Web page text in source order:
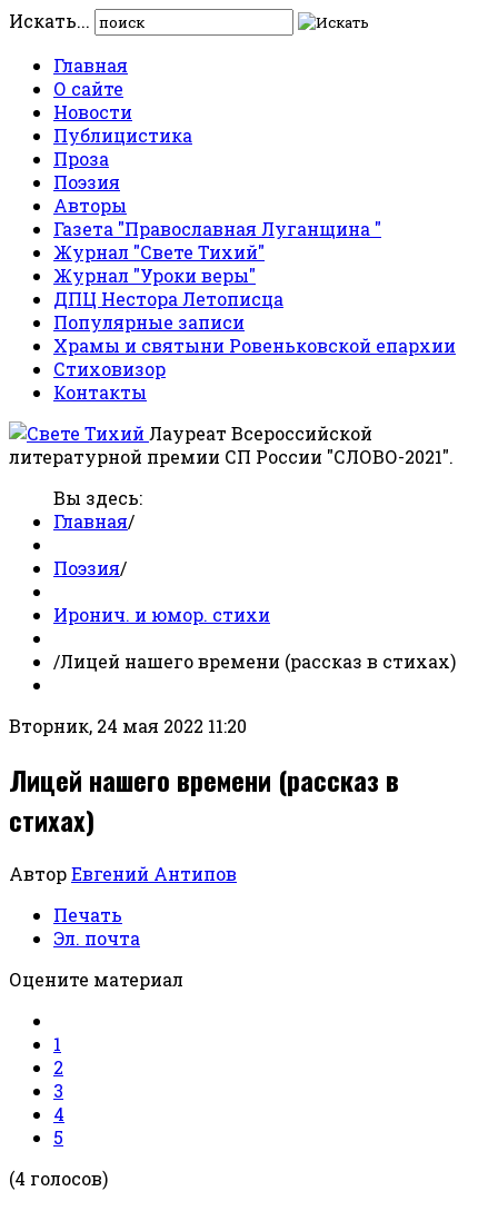
Искать...
Главная
О сайте
Новости
Публицистика
Проза
Поэзия
Авторы
Газета "Православная Луганщина "
Журнал "Свете Тихий"
Журнал "Уроки веры"
ДПЦ Нестора Летописца
Популярные записи
Храмы и святыни Ровеньковской епархии
Стиховизор
Контакты
Лауреат Всероссийской
литературной премии СП России "СЛОВО-2021".
Вы здесь:
Главная/
Поэзия/
Иронич. и юмор. стихи
/Лицей нашего времени (рассказ в стихах)
Вторник, 24 мая 2022 11:20
Лицей нашего времени (рассказ в
стихах)
АвторЕвгений Антипов
Печать
Эл. почта
Оцените материал
1
2
3
4
5
(4 голосов)